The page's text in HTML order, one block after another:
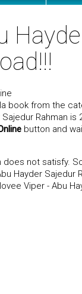
book from the
Rahman
button and
not satisfy.
Hayder Sajedur
Viper - Abu